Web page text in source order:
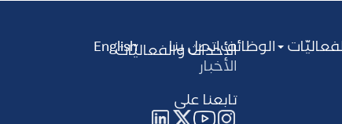
Menu الوظائفاتصل بنا Englishالأحداث والفعاليّات
الأخبار
تابعنا على